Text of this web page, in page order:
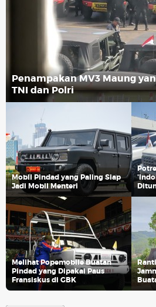
Penampakan MV3 Maung
TNI dan Polri
Mobil Pindad yang Paling Siap
Jadi Mobil Menteri
Melihat Popemobile Buatan
Pindad yang Dipakai Paus
Fransiskus di GBK